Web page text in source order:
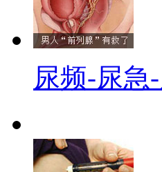
尿频-尿急